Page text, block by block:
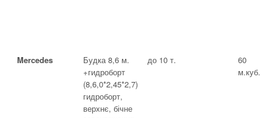
Mercedes
Будка 8,6 м.
+гидроборт
(8,6,0*2,45*2,7)
гидроборт,
верхнє, бічне
до 10 т.
60
м.куб.